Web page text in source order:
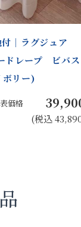
付｜ラグジュア
ドレープ ビバス
リー)
価格
(税込